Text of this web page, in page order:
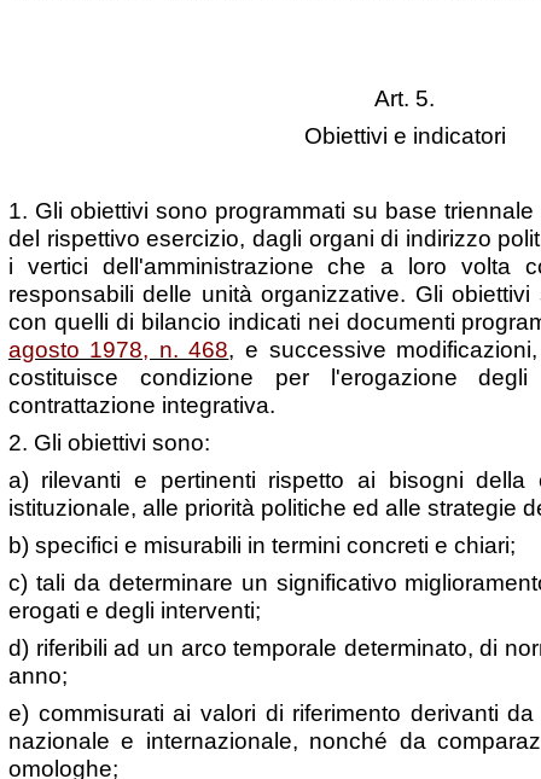
Art. 5.
Obiettivi e indicatori
1. Gli obiettivi sono programmati su base
del rispettivo esercizio, dagli organi di indirizzo
i vertici dell'amministrazione che a loro volta
responsabili delle unità organizzative. Gli
con quelli di bilancio indicati nei documenti
agosto 1978, n. 468, e successive
costituisce condizione per l'erogazione
contrattazione integrativa.
2. Gli obiettivi sono:
a) rilevanti e pertinenti rispetto ai bisogni della
istituzionale, alle priorità politiche ed alle strategie
b) specifici e misurabili in termini concreti e chiari;
c) tali da determinare un significativo
erogati e degli interventi;
d) riferibili ad un arco temporale determinato, di
anno;
e) commisurati ai valori di riferimento derivanti
nazionale e internazionale, nonché da
omologhe;